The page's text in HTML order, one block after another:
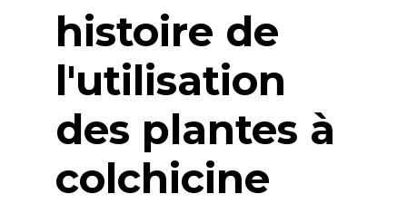
histoire de
l'utilisation
des plantes à
colchicine